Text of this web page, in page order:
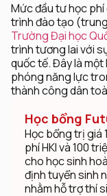
Mức đầu tư học
trình đào tạo
Trường Đại học
trình tương lai với
quốc tế. Đây là
phóng năng lực
thành công dân
Học bổng
Học bổng trị giá
phí HKI và 100
cho học sinh
định tuyển sinh
nhằm hỗ trợ thí